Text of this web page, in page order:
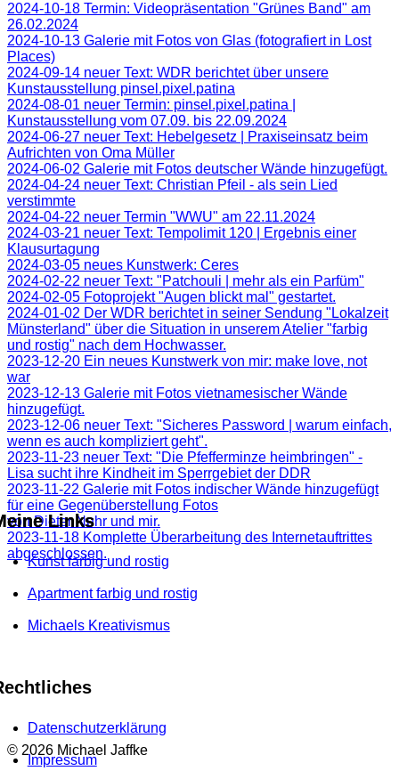
2024-10-18 Termin: Videopräsentation "Grünes Band" am
26.02.2024
2024-10-13 Galerie mit Fotos von Glas (fotografiert in Lost
Places)
2024-09-14 neuer Text: WDR berichtet über unsere
Kunstausstellung pinsel.pixel.patina
2024-08-01 neuer Termin: pinsel.pixel.patina |
Kunstausstellung vom 07.09. bis 22.09.2024
2024-06-27 neuer Text: Hebelgesetz | Praxiseinsatz beim
Aufrichten von Oma Müller
2024-06-02 Galerie mit Fotos deutscher Wände hinzugefügt.
2024-04-24 neuer Text: Christian Pfeil - als sein Lied
verstimmte
2024-04-22 neuer Termin "WWU" am 22.11.2024
2024-03-21 neuer Text: Tempolimit 120 | Ergebnis einer
Klausurtagung
2024-03-05 neues Kunstwerk: Ceres
2024-02-22 neuer Text: "Patchouli | mehr als ein Parfüm"
2024-02-05 Fotoprojekt "Augen blickt mal" gestartet.
2024-01-02 Der WDR berichtet in seiner Sendung "Lokalzeit
Münsterland" über die Situation in unserem Atelier "farbig
und rostig" nach dem Hochwasser.
2023-12-20 Ein neues Kunstwerk von mir: make love, not
war
2023-12-13 Galerie mit Fotos vietnamesischer Wände
hinzugefügt.
2023-12-06 neuer Text: "Sicheres Password | warum einfach,
wenn es auch kompliziert geht".
2023-11-23 neuer Text: "Die Pfefferminze heimbringen" -
Lisa sucht ihre Kindheit im Sperrgebiet der DDR
2023-11-22 Galerie mit Fotos indischer Wände hinzugefügt
für eine Gegenüberstellung Fotos
von Dieter Nuhr und mir.
2023-11-18 Komplette Überarbeitung des Internetauftrittes
abgeschlossen.
Links
Kunst farbig und rostig
Apartment farbig und rostig
Michaels Kreativismus
Datenschutzerklärung
Impressum
© 2026 Michael Jaffke